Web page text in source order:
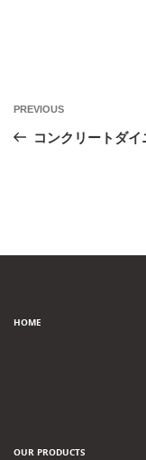
投
稿
ゲ
シ
Previous
PREVIOUS
コンクリートダ
HOME
OUR PRODUCTS